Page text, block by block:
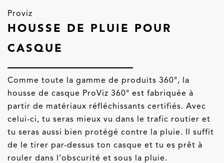
Proviz
HOUSSE DE PLUIE POUR
CASQUE
Comme toute la gamme de produits 360°, la
housse de casque ProViz 360° est fabriquée à
partir de matériaux réfléchissants certifiés. Avec
celui-ci, tu seras mieux vu dans le trafic routier et
tu seras aussi bien protégé contre la pluie. Il suffit
de le tirer par-dessus ton casque et tu es prêt à
rouler dans l’obscurité et sous la pluie.